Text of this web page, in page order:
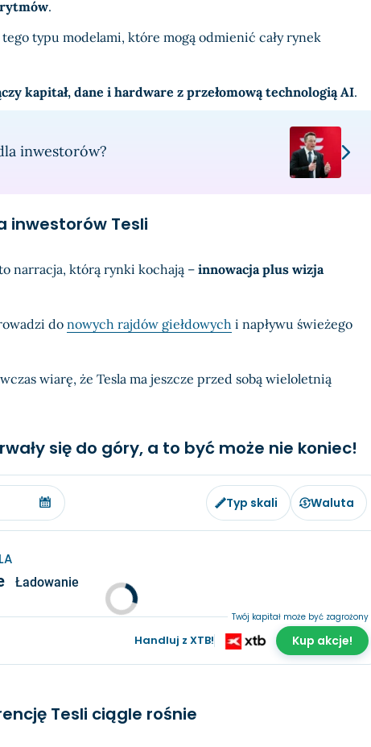
.
tego typu modelami, które mogą odmienić cały rynek
kapitał, dane i hardware z przełomową technologią AI.
inwestorów?
inwestorów Tesli
narracja, którą rynki kochają –innowacja plus wizja
do nowych rajdów giełdowych i napływu świeżego
wiarę, że Tesla ma jeszcze przed sobą wieloletnią
się do góry, a to być może nie koniec!
Typ skali Waluta
Ładowanie
Handluj z XTB!
Twój kapitał może być zagrożony
Kup akcje!
Tesli ciągle rośnie